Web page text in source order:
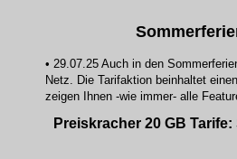
• 29.07.25 Auch in den
Netz. Die Tarifaktion beinhaltet
zeigen Ihnen -wie immer- alle
Preiskracher 20 GB